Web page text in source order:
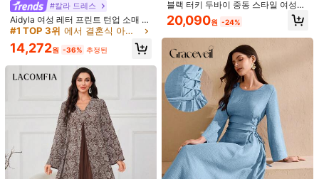
12,490원 -24%
여성 아랍 스타일 긴팔 라운드 넥 자수 패치워크 비즈 장
식 밑단 드레스, 일상복
5.00
#칼라 드레스
Aidyla 여성 레터 프린트 턴업 소매 측
면 허리 끈 미디 캐주얼 드레스 맥시
#1 TOP 3위 에서 결혼식 아라비아 의상
14,272원 -36% 추정된
블랙 터키 두바이 중동 스타일 여성용
루즈핏 지퍼 벨트 로브, 긴팔 아바야
봄가을
20,090원 -24%